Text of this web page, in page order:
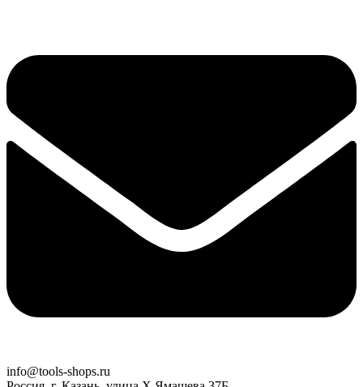
info@tools-shops.ru